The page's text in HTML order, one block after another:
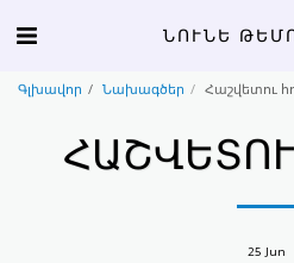
ՆՈՒՆԵ
Գլխավոր Նախագծեր Հաշվետու
25 Jun